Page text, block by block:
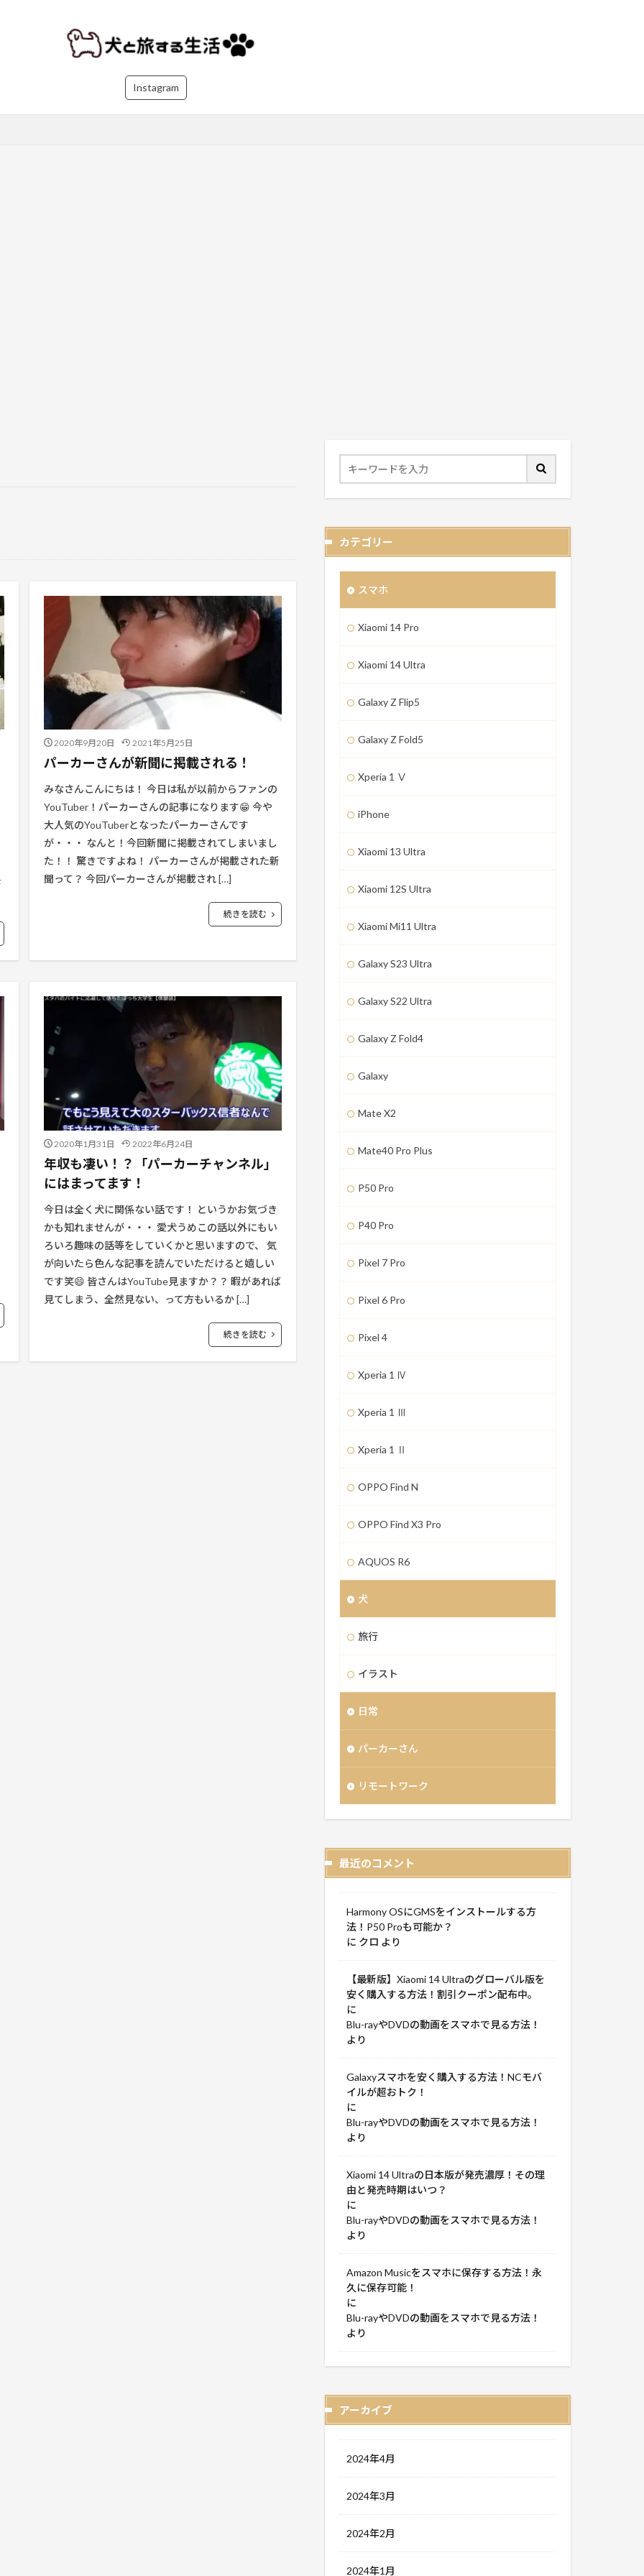
Instagram
2020年9月20日 2021年5月25日
パーカーさんが新聞に掲載される！
みなさんこんにちは！ 今日は私が以前からファンの
YouTuber！パーカーさんの記事になります😁 今や
大人気のYouTuberとなったパーカーさんです
が・・・ なんと！今回新聞に掲載されてしまいまし
た！！ 驚きですよね！ パーカーさんが掲載された新
聞って？ 今回パーカーさんが掲載され […]
続きを読む
2020年1月31日 2022年6月24日
年収も凄い！？「パーカーチャンネル」
にはまってます！
今日は全く犬に関係ない話です！ というかお気づき
かも知れませんが・・・ 愛犬うめこの話以外にもい
ろいろ趣味の話等をしていくかと思いますので、 気
が向いたら色んな記事を読んでいただけると嬉しい
です笑😄 皆さんはYouTube見ますか？？ 暇があれば
見てしまう、全然見ない、って方もいるか […]
続きを読む
カテゴリー
スマホ
Xiaomi 14 Pro
Xiaomi 14 Ultra
Galaxy Z Flip5
Galaxy Z Fold5
Xperia 1 Ⅴ
iPhone
Xiaomi 13 Ultra
Xiaomi 12S Ultra
Xiaomi Mi11 Ultra
Galaxy S23 Ultra
Galaxy S22 Ultra
Galaxy Z Fold4
Galaxy
Mate X2
Mate40 Pro Plus
P50 Pro
P40 Pro
Pixel 7 Pro
Pixel 6 Pro
Pixel 4
Xperia 1 Ⅳ
Xperia 1 Ⅲ
Xperia 1 Ⅱ
OPPO Find N
OPPO Find X3 Pro
AQUOS R6
犬
旅行
イラスト
日常
パーカーさん
リモートワーク
最近のコメント
Harmony OSにGMSをインストールする方
法！P50 Proも可能か？
に クロ より
【最新版】Xiaomi 14 Ultraのグローバル版を
安く購入する方法！割引クーポン配布中。
に
Blu-rayやDVDの動画をスマホで見る方法！
より
Galaxyスマホを安く購入する方法！NCモバ
イルが超おトク！
に
Blu-rayやDVDの動画をスマホで見る方法！
より
Xiaomi 14 Ultraの日本版が発売濃厚！その理
由と発売時期はいつ？
に
Blu-rayやDVDの動画をスマホで見る方法！
より
Amazon Musicをスマホに保存する方法！永
久に保存可能！
に
Blu-rayやDVDの動画をスマホで見る方法！
より
アーカイブ
2024年4月
2024年3月
2024年2月
2024年1月